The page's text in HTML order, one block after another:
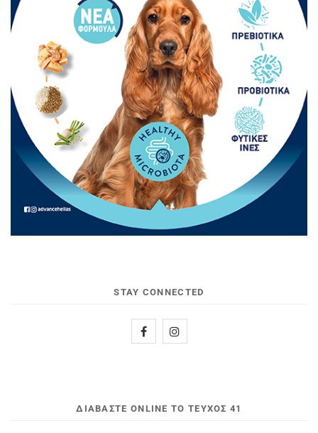
STAY CONNECTED
ΔΙΑΒΆΣΤΕ ONLINE ΤΟ ΤΕΎΧΟΣ 41